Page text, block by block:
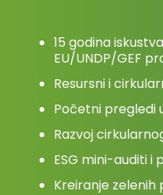
15 godina
EU/UNDP/GEF
Resursni i
Početni pregledi
Razvoj
ESG mini-auditi i
Kreiranje zelenih